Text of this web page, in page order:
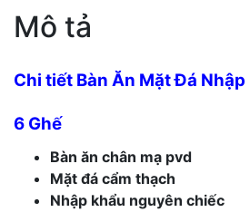
Mô tả
Chi tiết Bàn Ăn Mặt Đá Nhập
6 Ghế
Bàn ăn chân mạ pvd
Mặt đá cẩm thạch
Nhập khẩu nguyên chiếc